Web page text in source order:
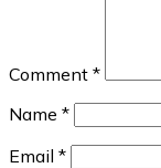
Comment *
Name *
Email *